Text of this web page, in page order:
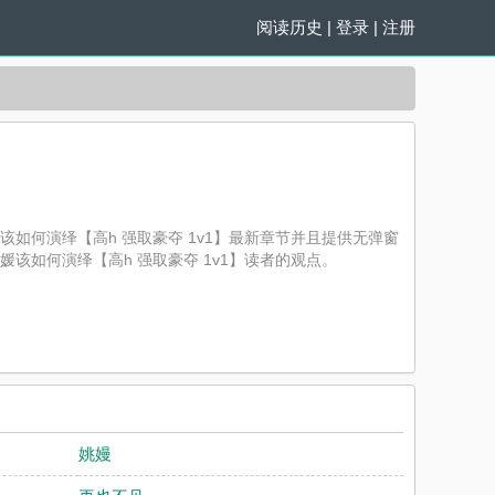
阅读历史 | 登录 | 注册
如何演绎【高h 强取豪夺 1v1】最新章节并且提供无弹窗
如何演绎【高h 强取豪夺 1v1】读者的观点。
姚嫚